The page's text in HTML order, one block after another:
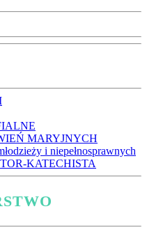
MARYJNYCH
i niepełnosprawnych
KATECHISTA